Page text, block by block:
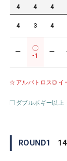
4 4 4
4 3 4
ー
-1
ー
アルバトロス イ
ダブルボギー以上
ROUND1 14